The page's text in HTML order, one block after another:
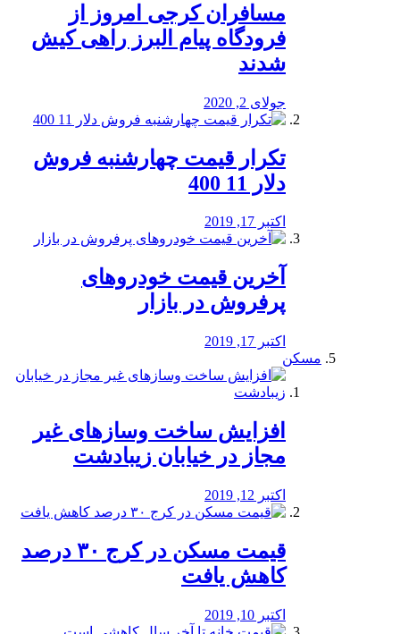
مسافران کرجی امروز از
فرودگاه پیام البرز راهی کیش
شدند
جولای 2, 2020
تکرار قیمت چهارشنبه فروش
دلار 11 400
اکتبر 17, 2019
آخرین قیمت خودرو‌های
پرفروش در بازار
اکتبر 17, 2019
مسکن
افزایش ساخت وسازهای غیر
مجاز در خیابان زیبادشت
اکتبر 12, 2019
️قیمت مسکن در کرج ۳۰ درصد
کاهش یافت
اکتبر 10, 2019